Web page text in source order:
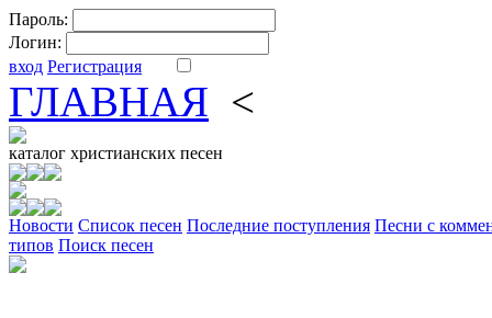
Пароль:
Логин:
вход Регистрация
ГЛАВНАЯ <
каталог христианских песен
Новости Cписок песен Последние поступления Песни с
типов Поиск песен